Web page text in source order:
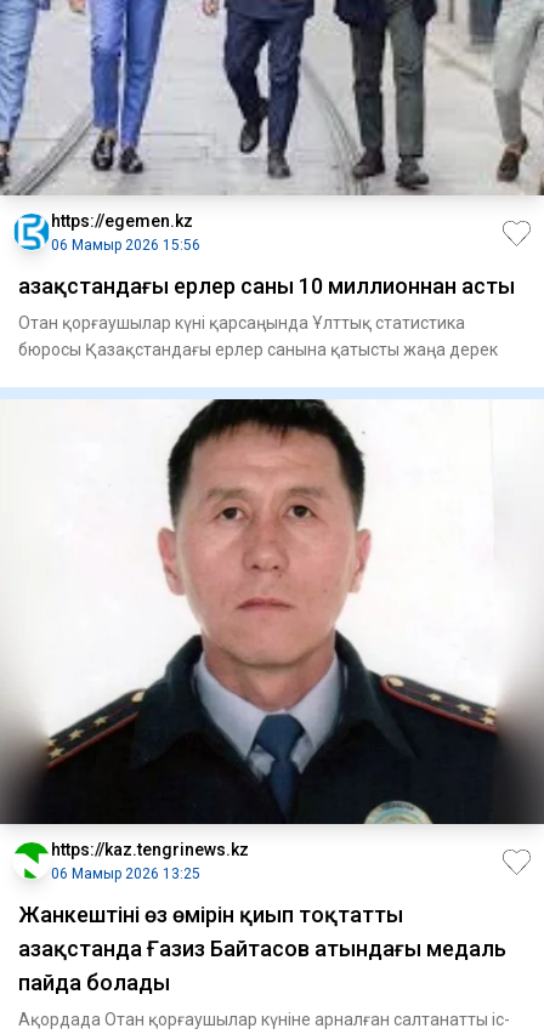
https://egemen.kz
06 Мамыр 2026 15:56
Қазақстандағы ерлер саны 10 миллионнан асты
Отан қорғаушылар күні қарсаңында Ұлттық статистика
бюросы Қазақстандағы ерлер санына қатысты жаңа дерек
https://kaz.tengrinews.kz
06 Мамыр 2026 13:25
Жанкештіні өз өмірін қиып тоқтатты
Қазақстанда Ғазиз Байтасов атындағы медаль
пайда болады
Ақордада Отан қорғаушылар күніне арналған салтанатты іс-